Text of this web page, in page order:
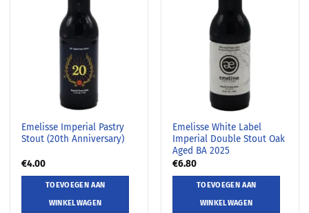
Emelisse Imperial Pastry
Stout (20th Anniversary)
€4.00
TOEVOEGEN AAN
WINKELWAGEN
Emelisse White Label
Imperial Double Stout Oak
Aged BA 2025
€6.80
TOEVOEGEN AAN
WINKELWAGEN